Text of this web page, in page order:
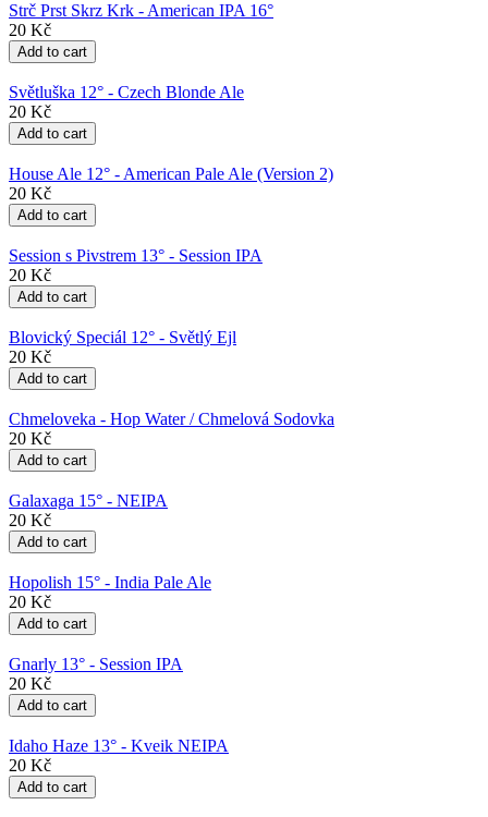
Strč Prst Skrz Krk - American IPA 16°
20 Kč
Světluška 12° - Czech Blonde Ale
20 Kč
House Ale 12° - American Pale Ale (Version 2)
20 Kč
Session s Pivstrem 13° - Session IPA
20 Kč
Blovický Speciál 12° - Světlý Ejl
20 Kč
Chmeloveka - Hop Water / Chmelová Sodovka
20 Kč
Galaxaga 15° - NEIPA
20 Kč
Hopolish 15° - India Pale Ale
20 Kč
Gnarly 13° - Session IPA
20 Kč
Idaho Haze 13° - Kveik NEIPA
20 Kč